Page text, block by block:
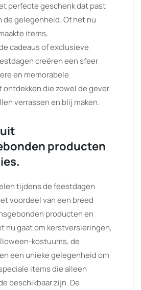
perfecte geschenk dat past
de gelegenheid. Of het nu
items,
cadeaus of exclusieve
creëren een sfeer
en memorabele
ontdekken die zowel de gever
verrassen en blij maken.
producten
tijdens de feestdagen
voordeel van een breed
producten en
nu gaat om kerstversieringen,
kostuums, de
een unieke gelegenheid om
items die alleen
beschikbaar zijn. De